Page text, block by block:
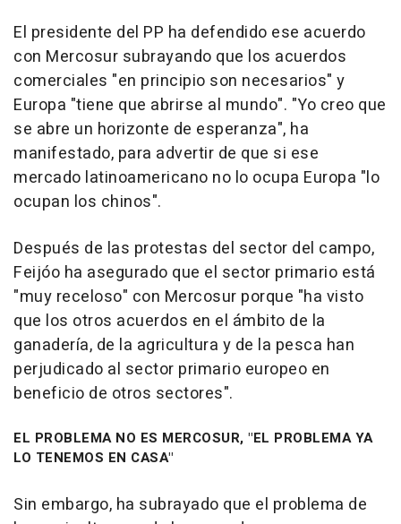
El presidente del PP ha defendido ese acuerdo
con Mercosur subrayando que los acuerdos
comerciales "en principio son necesarios" y
Europa "tiene que abrirse al mundo". "Yo creo que
se abre un horizonte de esperanza", ha
manifestado, para advertir de que si ese
mercado latinoamericano no lo ocupa Europa "lo
ocupan los chinos".
Después de las protestas del sector del campo,
Feijóo ha asegurado que el sector primario está
"muy receloso" con Mercosur porque "ha visto
que los otros acuerdos en el ámbito de la
ganadería, de la agricultura y de la pesca han
perjudicado al sector primario europeo en
beneficio de otros sectores".
EL PROBLEMA NO ES MERCOSUR, "EL PROBLEMA YA
LO TENEMOS EN CASA"
Sin embargo, ha subrayado que el problema de